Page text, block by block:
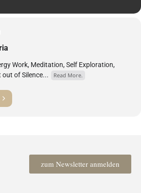
Work, Meditation, Self Exploration,
out of Silence...
Read More.
zum Newsletter anmelden